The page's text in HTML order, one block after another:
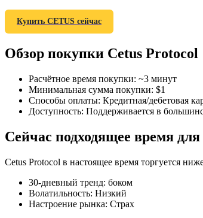
TradFi
Деривативы на акции, форекс,
Купить CETUS сейчас
Обзор покупки Cetus Protocol
Расчётное время покупки: ~3 минут
Минимальная сумма покупки: $1
Способы оплаты: Кредитная/дебетовая
Доступность: Поддерживается в
Сейчас подходящее время
Cetus Protocol в настоящее время торгуется
30-дневный тренд: боком
Волатильность: Низкий
Настроение рынка: Страх